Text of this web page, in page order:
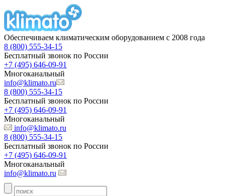
Обеспечиваем климатическим оборудованием с 2008 года
8 (800) 555-34-15
Бесплатный звонок по России
+7 (495) 646-09-91
Многоканальный
info@klimato.ru
8 (800) 555-34-15
Бесплатный звонок по России
+7 (495) 646-09-91
Многоканальный
info@klimato.ru
8 (800) 555-34-15
Бесплатный звонок по России
+7 (495) 646-09-91
Многоканальный
info@klimato.ru